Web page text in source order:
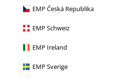
EMP Česká Republika
EMP Schweiz
EMP Ireland
EMP Sverige